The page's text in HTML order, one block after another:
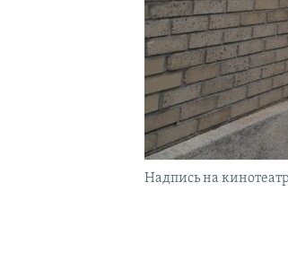
Надпись на